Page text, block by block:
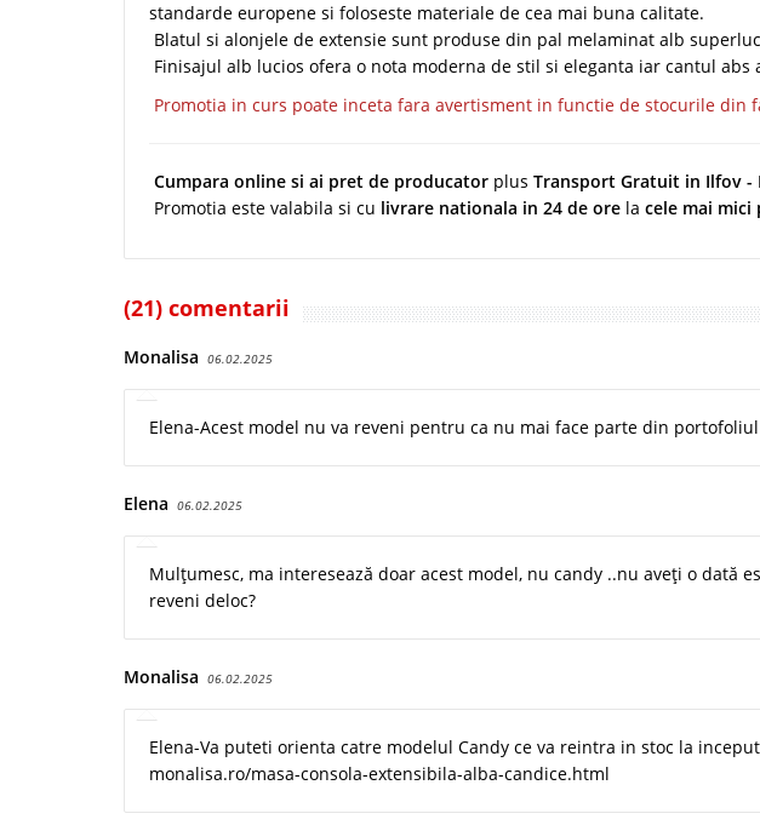
standarde europene si foloseste materiale de cea mai buna calitate.
Blatul si alonjele de extensie sunt produse din pal melaminat alb
Finisajul alb lucios ofera o nota moderna de stil si eleganta iar cantul
Promotia in curs poate inceta fara avertisment in functie de stocurile din
Cumpara online si ai pret de producator plus Transport Gratuit in Ilfov -
Promotia este valabila si cu livrare nationala in 24 de ore la cele mai mici
(21) comentarii
Monalisa 06.02.2025
Elena-Acest model nu va reveni pentru ca nu mai face parte din
Elena 06.02.2025
Mulțumesc, ma interesează doar acest model, nu candy ..nu aveți o dată
reveni deloc?
Monalisa 06.02.2025
Elena-Va puteti orienta catre modelul Candy ce va reintra in stoc la
monalisa.ro/masa-consola-extensibila-alba-candice.html